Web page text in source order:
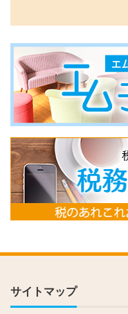
サイトマップ